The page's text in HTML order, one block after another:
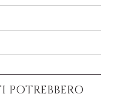
POTREBBERO